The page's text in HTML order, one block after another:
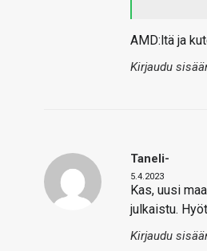
AMD:ltä ja
Kirjaudu
Taneli-
5.4.2023
Kas, uusi
julkaistu.
Kirjaudu